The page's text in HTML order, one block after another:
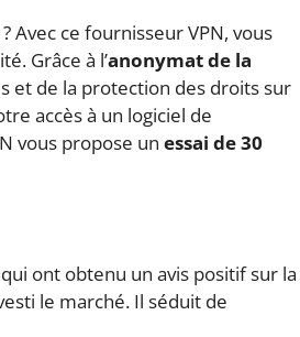
Avec ce fournisseur VPN, vous
Grâce à l’anonymat de la
et de la protection des droits sur
accès à un logiciel de
vous propose un essai de 30
ont obtenu un avis positif sur la
le marché. Il séduit de